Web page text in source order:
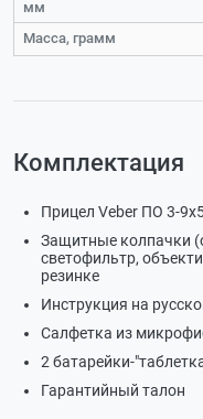
мм
Масса, грамм
Комплектация
Прицел Veber ПО 3-
Защитные колпачки
светофильтр,
резинке
Инструкция на
Салфетка из
2 батарейки-
Гарантийный талон